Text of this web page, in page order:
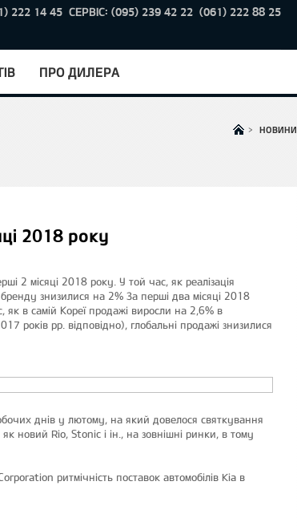
ПРО ДИЛЕРА
222 14 45 СЕРВІС: (095) 239 42 22 (061) 222 88 25
> НОВИНИ
2018 року
2 місяці 2018 року. У той час, як реалізація
знизилися на 2% За перші два місяці 2018
як в самій Кореї продажі виросли на 2,6% в
років рр. відповідно), глобальні продажі знизилися
днів у лютому, на який довелося святкування
новий Rio, Stonic і ін., на зовнішні ринки, в тому
ритмічність поставок автомобілів Kia в